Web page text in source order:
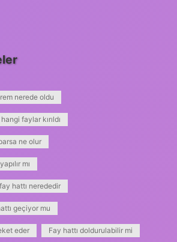
nerede oldu
faylar kırıldı
ne olur
mı
hattı nerededir
geçiyor mu
eder Fay hattı doldurulabilir mi